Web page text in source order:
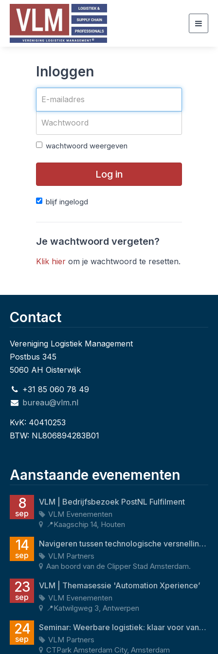
Inloggen
wachtwoord weergeven
Log in
blijf ingelogd
Je wachtwoord vergeten?
Klik hier om je wachtwoord te resetten.
Contact
Vereniging Logistiek Management
Postbus 345
5060 AH Oisterwijk
+31 85 060 78 49
bureau@vlm.nl
KvK: 40410253
BTW: NL806894283B01
Aanstaande evenementen
8
sep
VLM | Bedrijfsbezoek PostNL Fulfilment
VLM Evenementen
📍Kaagschip 14, Houten
14
sep
Navigeren tussen technologische versnelling en menselijk potentieel
VLM Partners
Aan boord van de Clipper Stad Amsterdam.
23
sep
VLM | Themasessie 'Automation Xperience’
VLM Evenementen
📍Katwilgweg 3, Antwerpen
24
sep
Seminar: Weerbare logistiek: klaar voor vandaag én morgen
VLM Partners
CTPark Amsterdam City, Amsterdam